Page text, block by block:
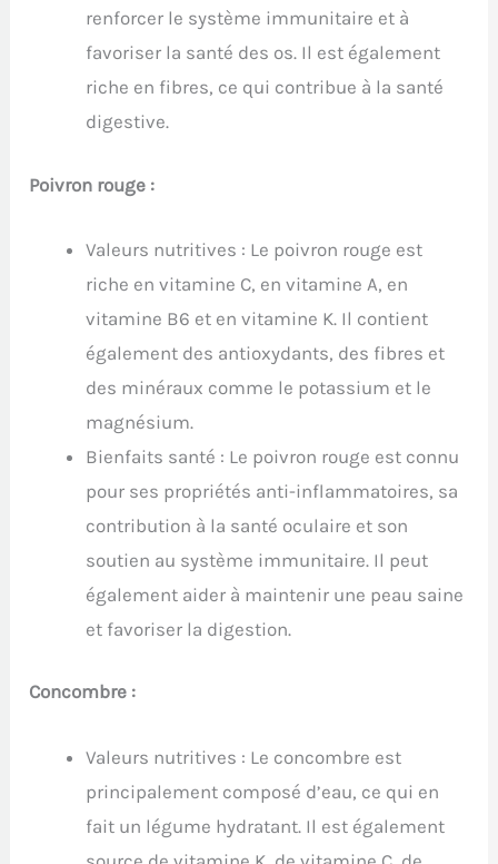
renforcer le système immunitaire et à
favoriser la santé des os. Il est également
riche en fibres, ce qui contribue à la santé
digestive.
Poivron rouge :
Valeurs nutritives : Le poivron rouge est
riche en vitamine C, en vitamine A, en
vitamine B6 et en vitamine K. Il contient
également des antioxydants, des fibres et
des minéraux comme le potassium et le
magnésium.
Bienfaits santé : Le poivron rouge est connu
pour ses propriétés anti-inflammatoires, sa
contribution à la santé oculaire et son
soutien au système immunitaire. Il peut
également aider à maintenir une peau saine
et favoriser la digestion.
Concombre :
Valeurs nutritives : Le concombre est
principalement composé d’eau, ce qui en
fait un légume hydratant. Il est également